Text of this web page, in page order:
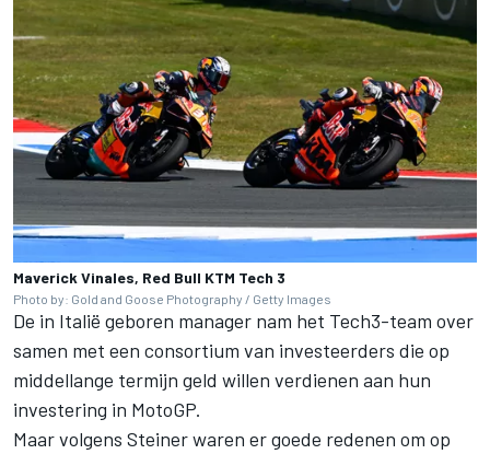
Maverick Vinales, Red Bull KTM Tech 3
Photo by: Gold and Goose Photography / Getty Images
De in Italië geboren manager nam het Tech3-team over
samen met een consortium van investeerders die op
middellange termijn geld willen verdienen aan hun
investering in MotoGP.
Maar volgens Steiner waren er goede redenen om op